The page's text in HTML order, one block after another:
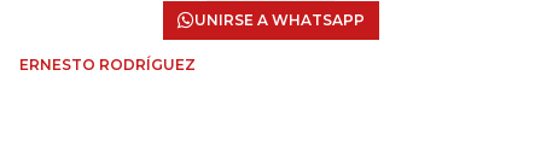
UNIRSE A WHATSAPP
ERNESTO RODRÍGUEZ